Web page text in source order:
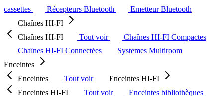
cassettes
Récepteurs Bluetooth
Emetteur Bluetooth
Chaînes HI-FI
Chaînes HI-FI
Tout voir
Chaînes HI-FI Compactes
Chaînes HI-FI Connectées
Systèmes Multiroom
Enceintes
Enceintes
Tout voir
Enceintes HI-FI
Enceintes HI-FI
Tout voir
Enceintes bibliothèques